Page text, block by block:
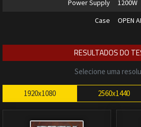
Power Supply
1200W
Case
OPEN
RESULTADOS DO
Selecione uma
1920x1080 2560x1440